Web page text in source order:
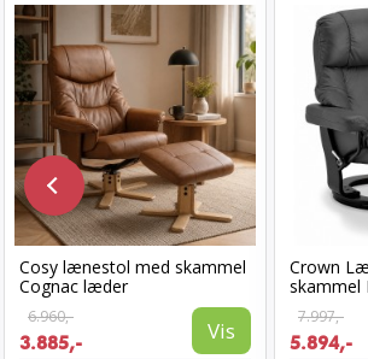
Cosy lænestol med skammel
Cognac læder
6.960,-
3.885,- Vis
Crown
7.997,-
5.894,-